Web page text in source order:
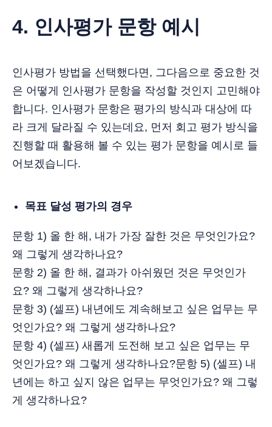
4. 인사평가 문항 예시
인사평가 방법을 선택했다면, 그다음으로 중요한 것
은 어떻게 인사평가 문항을 작성할 것인지 고민해야
합니다. 인사평가 문항은 평가의 방식과 대상에 따
라 크게 달라질 수 있는데요, 먼저 회고 평가 방식을
진행할 때 활용해 볼 수 있는 평가 문항을 예시로 들
어보겠습니다.
목표 달성 평가의 경우
문항 1) 올 한 해, 내가 가장 잘한 것은 무엇인가요?
왜 그렇게 생각하나요?
문항 2) 올 한 해, 결과가 아쉬웠던 것은 무엇인가
요? 왜 그렇게 생각하나요?
문항 3) (셀프) 내년에도 계속해보고 싶은 업무는 무
엇인가요? 왜 그렇게 생각하나요?
문항 4) (셀프) 새롭게 도전해 보고 싶은 업무는 무
엇인가요? 왜 그렇게 생각하나요?문항 5) (셀프) 내
년에는 하고 싶지 않은 업무는 무엇인가요? 왜 그렇
게 생각하나요?